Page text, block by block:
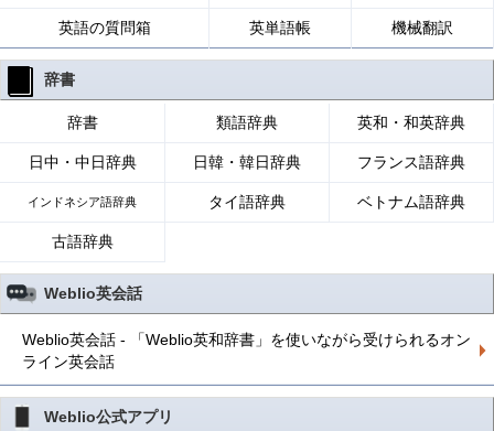
英語の質問箱 英単語帳 機械翻訳
辞書
辞書 類語辞典 英和・和英辞典
日中・中日辞典 日韓・韓日辞典 フランス語辞典
インドネシア語辞典 タイ語辞典 ベトナム語辞典
古語辞典
Weblio英会話
Weblio英会話 - 「Weblio英和辞書」を使いながら受けられるオン
ライン英会話
Weblio公式アプリ